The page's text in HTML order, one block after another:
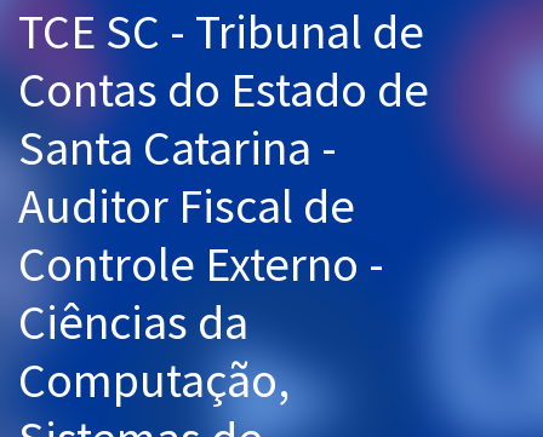
Cursos 20% OFF
Pós
Graduação
OAB
Questões grátis
TCE SC - Tribunal de
Contas do Estado de
Santa Catarina -
Auditor Fiscal de
Controle Externo -
Ciências da
Computação,